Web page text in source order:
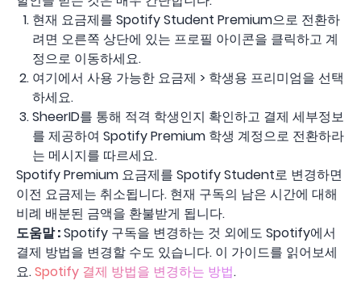
현재 요금제를 Spotify Student Premium으로 전환하
려면 오른쪽 상단에 있는 프로필 아이콘을 클릭하고 계
정으로 이동하세요.
여기에서 사용 가능한 요금제 > 학생용 프리미엄을 선택
하세요.
SheerID를 통해 적격 학생인지 확인하고 결제 세부정보
를 제공하여 Spotify Premium 학생 계정으로 전환하라
는 메시지를 따르세요.
Spotify Premium 요금제를 Spotify Student로 변경하면
이전 요금제는 취소됩니다. 현재 구독의 남은 시간에 대해
비례 배분된 금액을 환불받게 됩니다.
도움말 :Spotify 구독을 변경하는 것 외에도 Spotify에서
결제 방법을 변경할 수도 있습니다. 이 가이드를 읽어보세
요.Spotify 결제 방법을 변경하는 방법.